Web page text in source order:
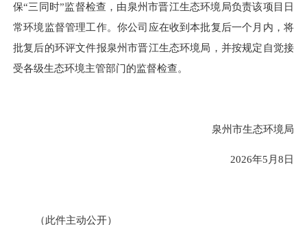
保“三同时”监督检查，由泉州市晋江生态环境局负责该项目日
常环境监督管理工作。你公司 应在收到本批复后一个月内，将
批复后的环评文件报泉州市晋江生态环境局，并按规定自觉接
受各级生态环境主管部门的监督检查。
泉州市生态环境局
2026年5 月8日
（此件主动公开）